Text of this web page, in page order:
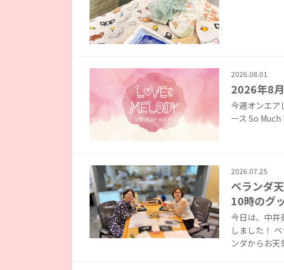
2026.08.01
2026年8
今週オンエ
ース So
2026.07.25
ベランダ
10時のグ
今日は、中
しました！
ンダからお天